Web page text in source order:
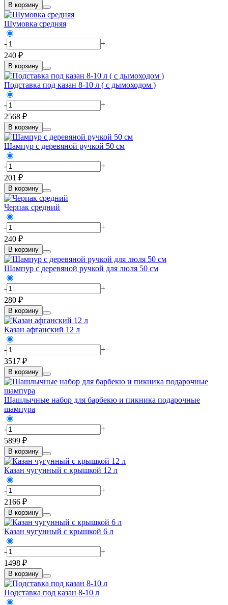
В корзину
Шумовка средняя
-
+
240 ₽
В корзину
Подставка под казан 8-10 л ( с дымоходом )
-
+
2568 ₽
В корзину
Шампур с деревяной ручкой 50 см
-
+
201 ₽
В корзину
Черпак средний
-
+
240 ₽
В корзину
Шампур с деревяной ручкой для люля 50 см
-
+
280 ₽
В корзину
Казан афганский 12 л
-
+
3517 ₽
В корзину
Шашлычные набор для барбекю и пикника подарочные
шампура
-
+
5899 ₽
В корзину
Казан чугунный с крышкой 12 л
-
+
2166 ₽
В корзину
Казан чугунный с крышкой 6 л
-
+
1498 ₽
В корзину
Подставка под казан 8-10 л